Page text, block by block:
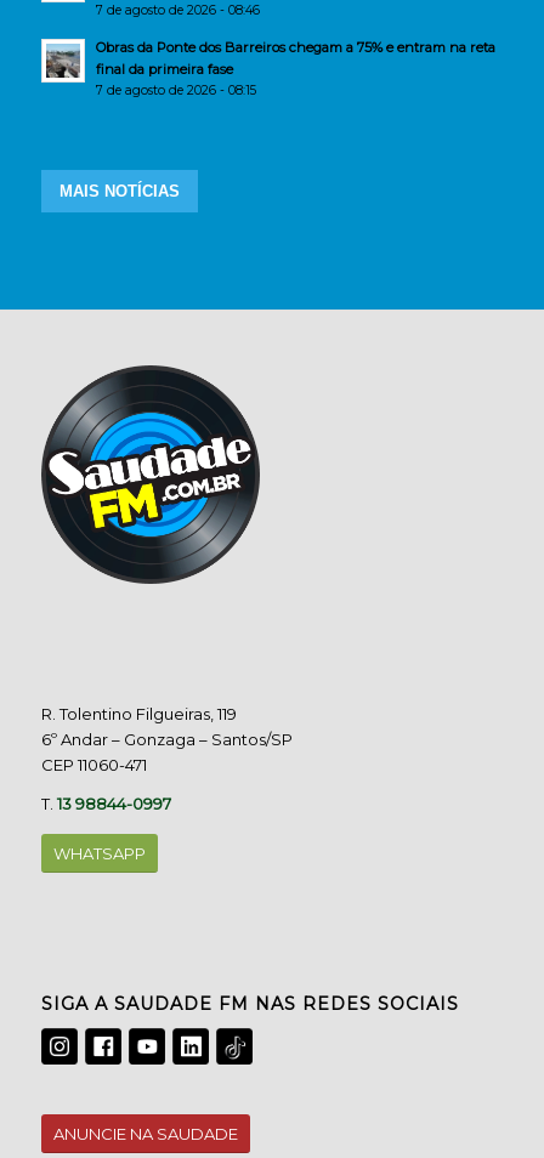
7 de agosto de 2026 - 08:46
Obras da Ponte dos Barreiros chegam a 75% e entram na reta
final da primeira fase
7 de agosto de 2026 - 08:15
MAIS NOTÍCIAS
R. Tolentino Filgueiras, 119
6º Andar – Gonzaga – Santos/SP
CEP 11060-471
T.13 98844-0997
WHATSAPP
SIGA A SAUDADE FM NAS REDES SOCIAIS
ANUNCIE NA SAUDADE